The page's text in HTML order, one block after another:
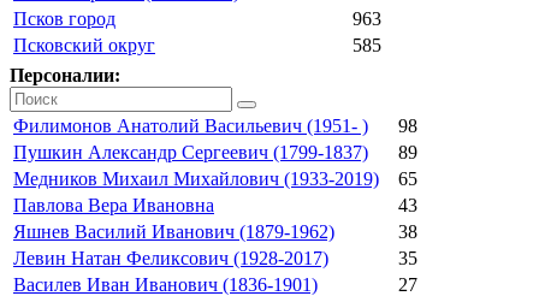
Псков город
963
Псковский округ
585
Персоналии:
Филимонов Анатолий Васильевич (1951- )
98
Пушкин Александр Сергеевич (1799-1837)
89
Медников Михаил Михайлович (1933-2019)
65
Павлова Вера Ивановна
43
Яшнев Василий Иванович (1879-1962)
38
Левин Натан Феликсович (1928-2017)
35
Василев Иван Иванович (1836-1901)
27